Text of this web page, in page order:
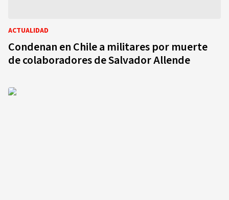
ACTUALIDAD
Condenan en Chile a militares por muerte
de colaboradores de Salvador Allende